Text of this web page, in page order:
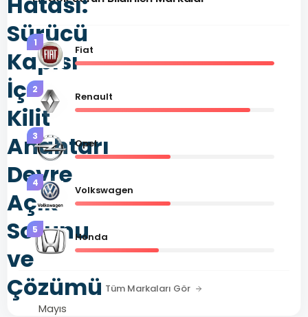
Sürücü
Kapısı
İç
Kilit
Anahtarı
Devre
Açık
Sorunu
ve
Çözümü
Mayıs
1
Fiat
2
Renault
3
Opel
4
Volkswagen
5
Honda
Tüm Markaları Gör